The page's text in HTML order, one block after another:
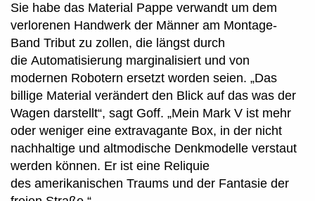
Sie habe das Material Pappe verwandt um dem
verlorenen Handwerk der Männer am Montage-
Band Tribut zu zollen, die längst durch
die Automatisierung marginalisiert und von
modernen Robotern ersetzt worden seien. „Das
billige Material verändert den Blick auf das was der
Wagen darstellt“, sagt Goff. „Mein Mark V ist mehr
oder weniger eine extravagante Box, in der nicht
nachhaltige und altmodische Denkmodelle verstaut
werden können. Er ist eine Reliquie
des amerikanischen Traums und der Fantasie der